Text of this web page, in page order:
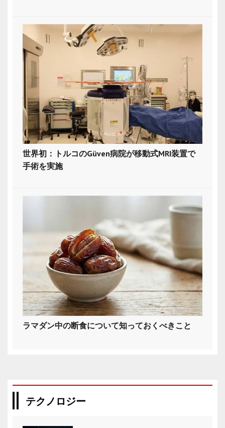
世界初：トルコのGüven病院が移動式MRI装置で
手術を実施
ラマダン中の断食について知っておくべきこと
テクノロジー